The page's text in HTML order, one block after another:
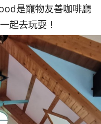
是寵物友善咖啡廳
起去玩耍！